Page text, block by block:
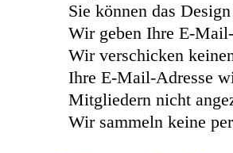
Sie können das
Wir geben Ihre E-
Wir verschicken
Ihre E-Mail-Adresse
Mitgliedern nicht
Wir sammeln keine